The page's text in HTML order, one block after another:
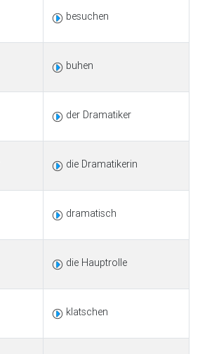
besuchen
buhen
der Dramatiker
die Dramatikerin
dramatisch
die Hauptrolle
klatschen